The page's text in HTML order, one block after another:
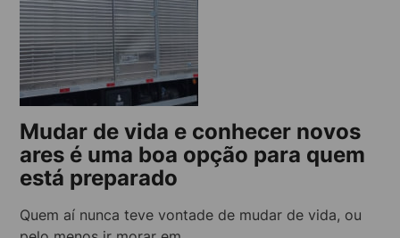
Mudar de vida e conhecer novos
ares é uma boa opção para quem
está preparado
Quem aí nunca teve vontade de mudar de vida, ou